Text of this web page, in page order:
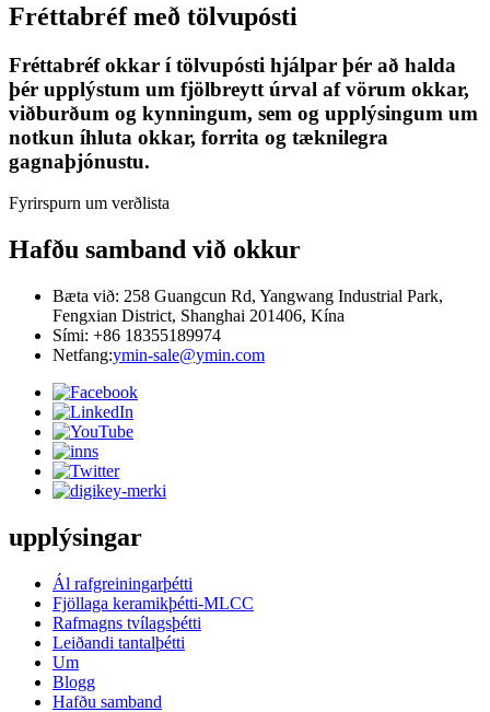
Fréttabréf með tölvupósti
Fréttabréf okkar í tölvupósti hjálpar þér að halda
þér upplýstum um fjölbreytt úrval af vörum okkar,
viðburðum og kynningum, sem og upplýsingum um
notkun íhluta okkar, forrita og tæknilegra
gagnaþjónustu.
Fyrirspurn um verðlista
Hafðu samband við okkur
Bæta við: 258 Guangcun Rd, Yangwang Industrial Park,
Fengxian District, Shanghai 201406, Kína
Sími: +86 18355189974
Netfang:ymin-sale@ymin.com
upplýsingar
Ál rafgreiningarþétti
Fjöllaga keramikþétti-MLCC
Rafmagns tvílagsþétti
Leiðandi tantalþétti
Um
Blogg
Hafðu samband